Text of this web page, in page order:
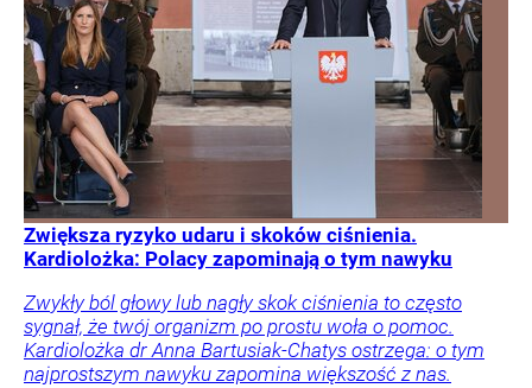
Zwiększa ryzyko udaru i skoków ciśnienia.
Kardiolożka: Polacy zapominają o tym nawyku
Zwykły ból głowy lub nagły skok ciśnienia to często
sygnał, że twój organizm po prostu woła o pomoc.
Kardiolożka dr Anna Bartusiak-Chatys ostrzega: o tym
najprostszym nawyku zapomina większość z nas.